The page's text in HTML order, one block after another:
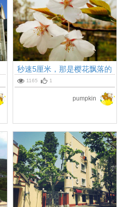
秒速5厘米，那是樱花飘落的
速度1165 1
pumpkin